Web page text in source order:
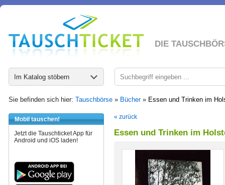
DIE
Im Katalog stöbern
Sie befinden sich hier: Tauschbörse » Bücher» Essen und Trinken im
Mobil tauschen!
Jetzt die Tauschticket App für
Android und iOS laden!
« zurück
Essen und Trinken im